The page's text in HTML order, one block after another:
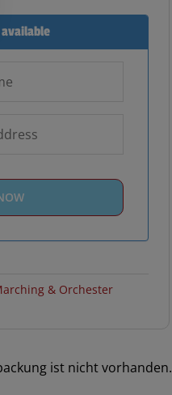
available
& Orchester
ist nicht vorhanden.